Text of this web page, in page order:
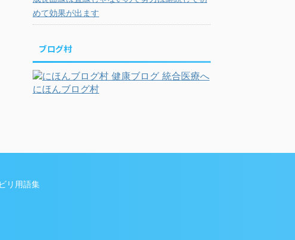
めて効果が出ます
ブログ村
にほんブログ村
リ用語集